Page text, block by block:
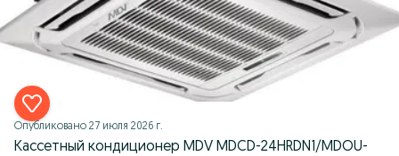
Опубликовано 27 июля 2026 г.
Кассетный кондиционер MDV MDCD-24HRDN1/MDOU-